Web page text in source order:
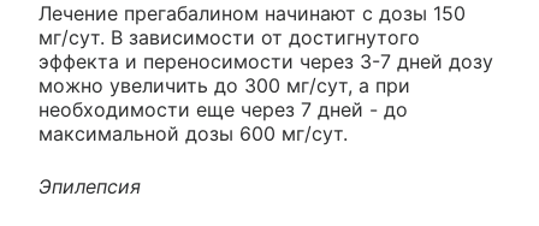
Лечение прегабалином начинают с дозы 150
мг/сут. В зависимости от достигнутого
эффекта и переносимости через 3-7 дней дозу
можно увеличить до 300 мг/сут, а при
необходимости еще через 7 дней - до
максимальной дозы 600 мг/сут.
Эпилепсия